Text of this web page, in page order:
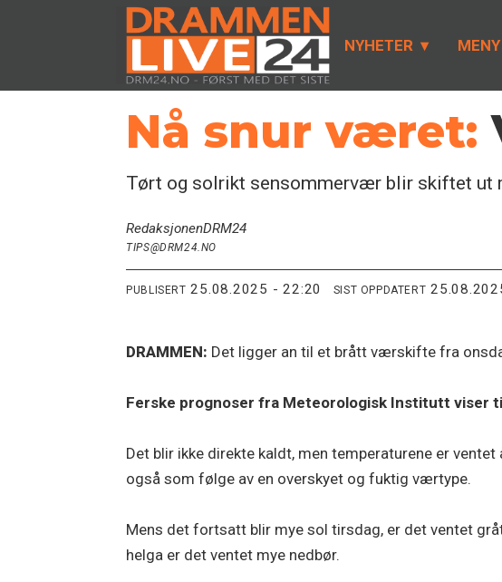
NYHETER MENY
Nå snur været:
Tørt og solrikt sensommervær blir skiftet ut
RedaksjonenDRM24
TIPS@DRM24.NO
PUBLISERT 25.08.2025 - 22:20 SIST OPPDATERT
DRAMMEN: Det ligger an til et brått værskifte fra
Ferske prognoser fra Meteorologisk Institutt viser
Det blir ikke direkte kaldt, men temperaturene er
også som følge av en overskyet og fuktig værtype.
Mens det fortsatt blir mye sol tirsdag, er det ventet
helga er det ventet mye nedbør.